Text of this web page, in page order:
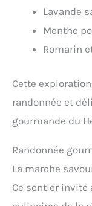
Lavande
Menthe
Romarin
Cette
randonnée et
gourmande du
Randonnée
La marche
Ce sentier invite